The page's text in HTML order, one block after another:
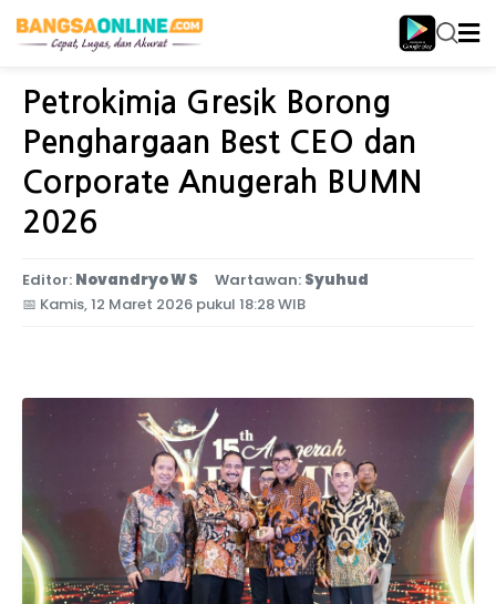
Home Jawa Timur
Petrokimia Gresik Borong
Penghargaan Best CEO dan
Corporate Anugerah BUMN
2026
Editor: Novandryo W S Wartawan: Syuhud
📅 Kamis, 12 Maret 2026 pukul 18:28 WIB